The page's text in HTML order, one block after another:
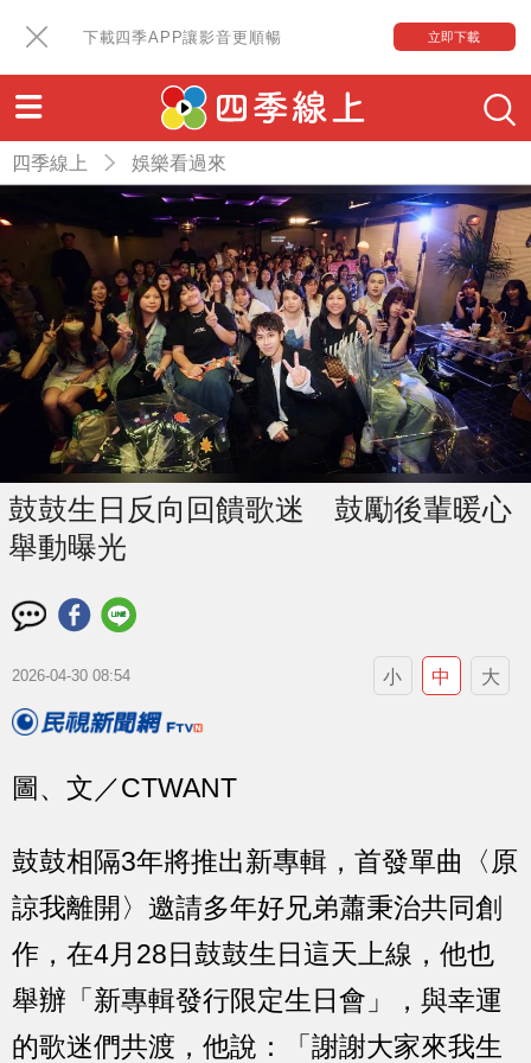
下載四季APP讓影音更順暢 立即下載
四季線上 娛樂看過來
鼓鼓生日反向回饋歌迷 鼓勵後輩暖心
舉動曝光
2026-04-30 08:54 小 中 大
圖、文／CTWANT
鼓鼓相隔3年將推出新專輯，首發單曲〈原
諒我離開〉邀請多年好兄弟蕭秉治共同創
作，在4月28日鼓鼓生日這天上線，他也
舉辦「新專輯發行限定生日會」，與幸運
的歌迷們共渡，他說：「謝謝大家來我生